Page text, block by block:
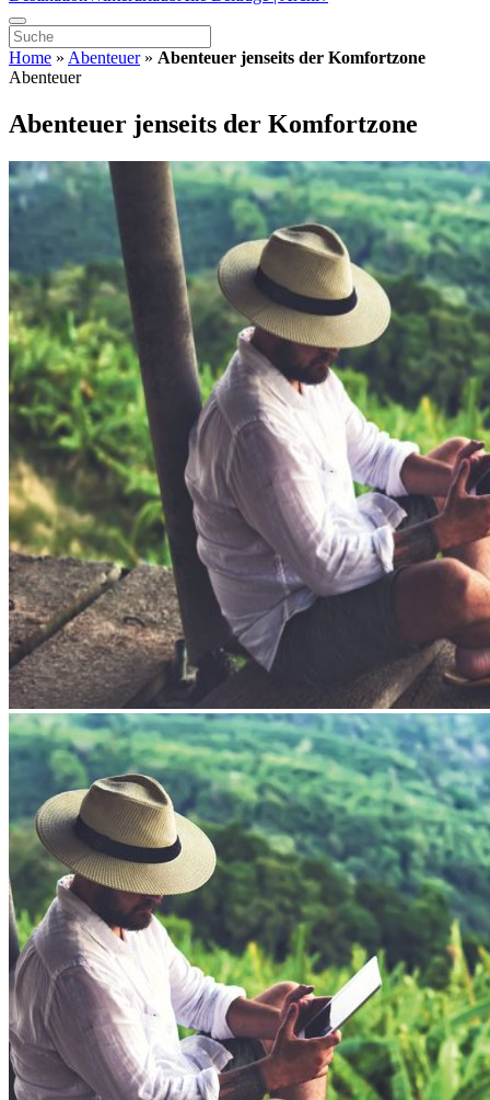
Home » Abenteuer» Abenteuer jenseits der Komfortzone
Abenteuer
Abenteuer jenseits der Komfortzone